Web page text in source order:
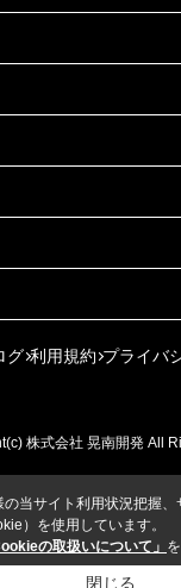
グ 利用規約 プライバ
株式会社 晃南開発 All
当サイト利用状況把握、
）を使用しています。
の取扱いについて」
閉じる